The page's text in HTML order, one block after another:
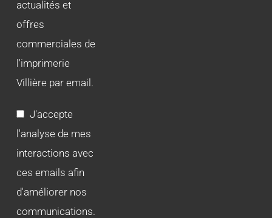
actualités et
offres
commerciales de
l'imprimerie
Villière par email.
J'accepte
l'analyse de mes
interactions avec
ces emails afin
d'améliorer nos
communications.